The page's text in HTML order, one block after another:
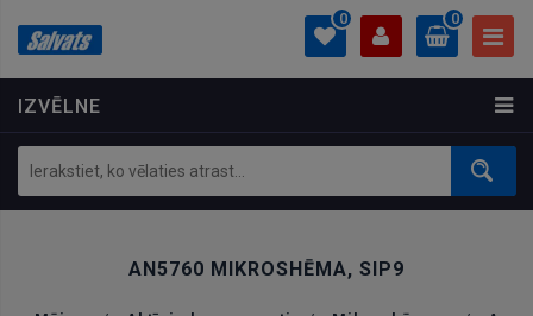
IZVĒLNE
0
PROFILS
Ielogoties
Izveidot kontu
0
0.00 €
AN5760 MIKROSHĒMA, SIP9